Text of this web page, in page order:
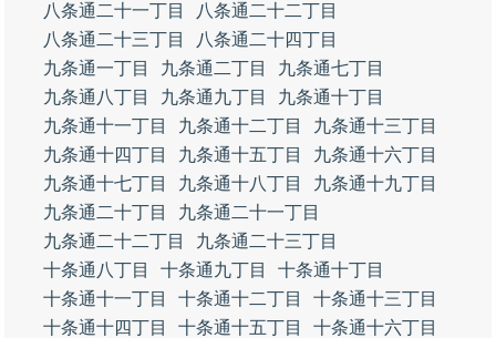
八条通二十一丁目
八条通二十二丁目
八条通二十三丁目
八条通二十四丁目
九条通一丁目
九条通二丁目
九条通七丁目
九条通八丁目
九条通九丁目
九条通十丁目
九条通十一丁目
九条通十二丁目
九条通十三丁目
九条通十四丁目
九条通十五丁目
九条通十六丁目
九条通十七丁目
九条通十八丁目
九条通十九丁目
九条通二十丁目
九条通二十一丁目
九条通二十二丁目
九条通二十三丁目
十条通八丁目
十条通九丁目
十条通十丁目
十条通十一丁目
十条通十二丁目
十条通十三丁目
十条通十四丁目
十条通十五丁目
十条通十六丁目